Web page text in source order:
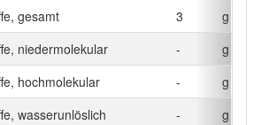
gesamt
3
g
niedermolekular
-
g
hochmolekular
-
g
wasserunlöslich
-
g